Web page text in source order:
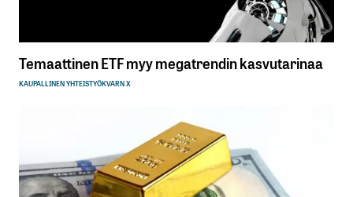
Temaattinen ETF myy megatrendin kasvutarinaa
KAUPALLINEN YHTEISTYÖKVARN X